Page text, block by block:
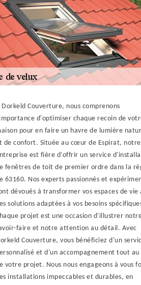
Dorkeld Couverture, nous comprenons
d'optimiser chaque recoin de
pour en faire un havre de lumière
de confort. Située au cœur de Espirat, notre
est fière d'offrir un service
fenêtres de toit de premier ordre dans la
63160. Nos experts passionnés et
dévoués à transformer vos espaces de vie
solutions adaptées à vos besoins
projet est une occasion d'illustrer
faire et notre attention au détail. Avec
Couverture, vous bénéficiez d'un
et d'un accompagnement tout au
votre projet. Nous nous engageons à vous
installations impeccables et durables, en